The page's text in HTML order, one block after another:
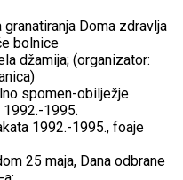
Doma zdravlja
bolnice
džamija; (organizator:
spomen-obilježje
1995.
1992.-1995., foaje
25 maja, Dana odbrane